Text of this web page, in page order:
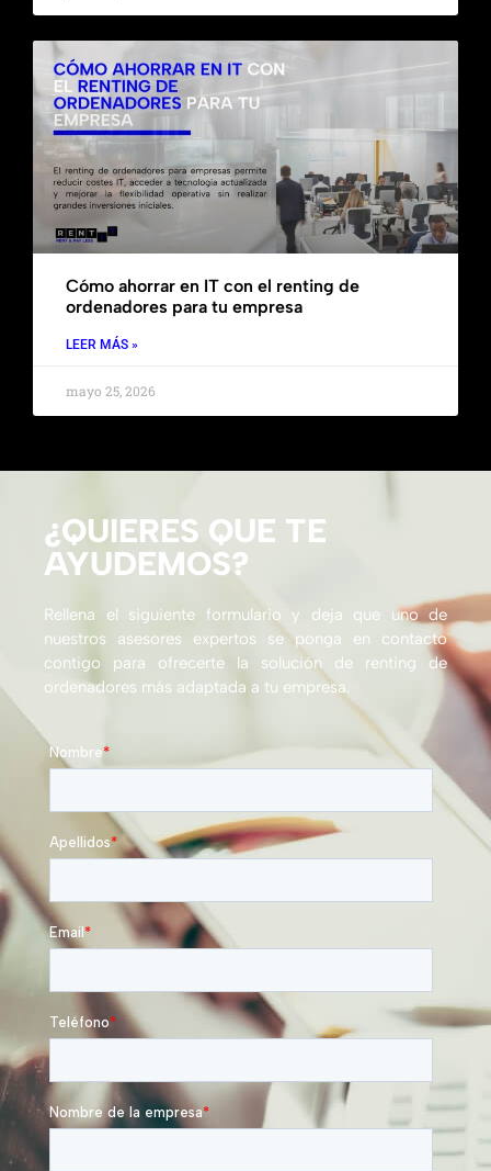
Cómo ahorrar en IT con el renting de
ordenadores para tu empresa
LEER MÁS »
mayo 25, 2026
¿QUIERES QUE TE
AYUDEMOS?
Rellena el siguiente formulario y deja que uno de
nuestros asesores expertos se ponga en contacto
contigo para ofrecerte la solución de renting de
ordenadores más adaptada a tu empresa.